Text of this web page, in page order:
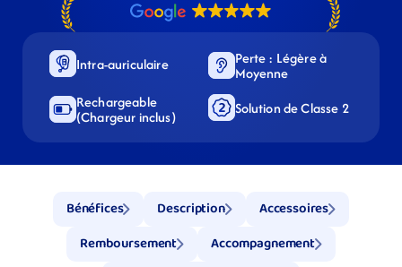
Intra-auriculaire
Perte : Légère à
Moyenne
Rechargeable
(Chargeur inclus)
Solution de Classe 2
Bénéfices Description
Accessoires
Remboursement
Accompagnement